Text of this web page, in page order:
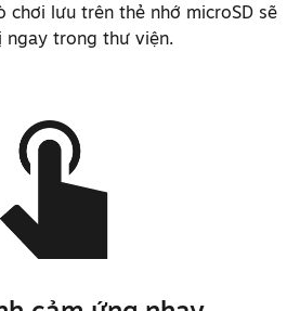
chơi lưu trên thẻ nhớ microSD sẽ
ngay trong thư viện.